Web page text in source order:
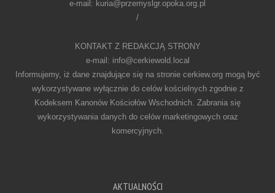
e-mail: kuria@przemyslgr.opoka.org.pl
/
KONTAKT Z REDAKCJĄ STRONY
e-mail: info@cerkiewold.local
Informujemy, iż dane znajdujące się na stronie cerkiew.org mogą być
wykorzystywane wyłącznie do celów kościelnych zgodnie z
Kodeksem Kanonów Kościołów Wschodnich. Zabrania się
wykorzystywania danych do celów marketingowych oraz
komercyjnych.
AKTUALNOŚCI